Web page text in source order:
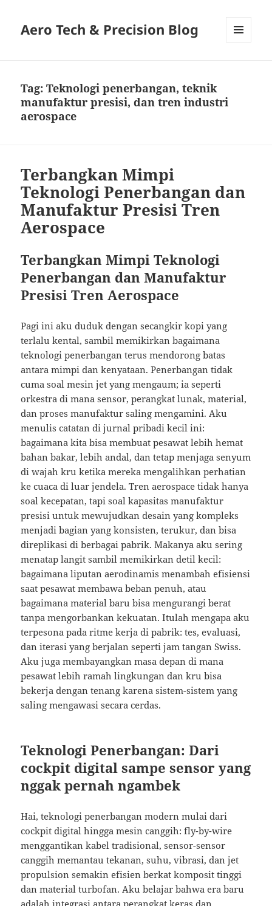
Aero Tech & Precision Blog
Tag:Teknologi penerbangan, teknik
manufaktur presisi, dan tren industri
aerospace
Terbangkan Mimpi
Teknologi Penerbangan dan
Manufaktur Presisi Tren
Aerospace
Terbangkan Mimpi Teknologi
Penerbangan dan Manufaktur
Presisi Tren Aerospace
Pagi ini aku duduk dengan secangkir kopi yang
terlalu kental, sambil memikirkan bagaimana
teknologi penerbangan terus mendorong batas
antara mimpi dan kenyataan. Penerbangan tidak
cuma soal mesin jet yang mengaum; ia seperti
orkestra di mana sensor, perangkat lunak, material,
dan proses manufaktur saling mengamini. Aku
menulis catatan di jurnal pribadi kecil ini:
bagaimana kita bisa membuat pesawat lebih hemat
bahan bakar, lebih andal, dan tetap menjaga senyum
di wajah kru ketika mereka mengalihkan perhatian
ke cuaca di luar jendela. Tren aerospace tidak hanya
soal kecepatan, tapi soal kapasitas manufaktur
presisi untuk mewujudkan desain yang kompleks
menjadi bagian yang konsisten, terukur, dan bisa
direplikasi di berbagai pabrik. Makanya aku sering
menatap langit sambil memikirkan detil kecil:
bagaimana liputan aerodinamis menambah efisiensi
saat pesawat membawa beban penuh, atau
bagaimana material baru bisa mengurangi berat
tanpa mengorbankan kekuatan. Itulah mengapa aku
terpesona pada ritme kerja di pabrik: tes, evaluasi,
dan iterasi yang berjalan seperti jam tangan Swiss.
Aku juga membayangkan masa depan di mana
pesawat lebih ramah lingkungan dan kru bisa
bekerja dengan tenang karena sistem-sistem yang
saling mengawasi secara cerdas.
Teknologi Penerbangan: Dari
cockpit digital sampe sensor yang
nggak pernah ngambek
Hai, teknologi penerbangan modern mulai dari
cockpit digital hingga mesin canggih: fly-by-wire
menggantikan kabel tradisional, sensor-sensor
canggih memantau tekanan, suhu, vibrasi, dan jet
propulsion semakin efisien berkat komposit tinggi
dan material turbofan. Aku belajar bahwa era baru